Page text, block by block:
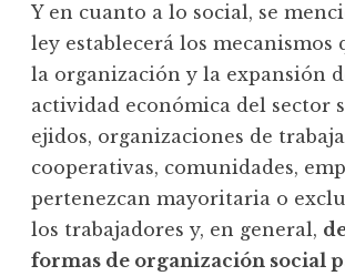
Y en cuanto a lo social, se
ley establecerá los mecanismos
la organización y la expansión
actividad económica del sector
ejidos, organizaciones de
cooperativas, comunidades,
pertenezcan mayoritaria o
los trabajadores y, en general,
formas de organización social